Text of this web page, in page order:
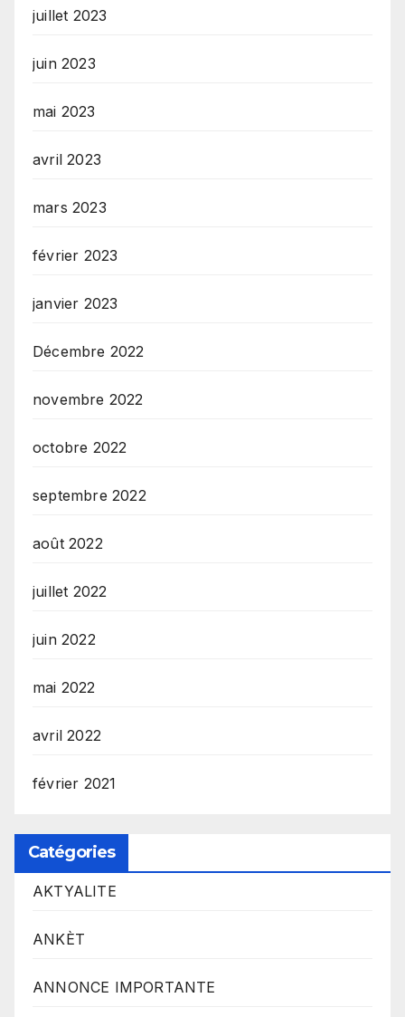
juillet 2023
juin 2023
mai 2023
avril 2023
mars 2023
février 2023
janvier 2023
Décembre 2022
novembre 2022
octobre 2022
septembre 2022
août 2022
juillet 2022
juin 2022
mai 2022
avril 2022
février 2021
Catégories
AKTYALITE
ANKÈT
ANNONCE IMPORTANTE